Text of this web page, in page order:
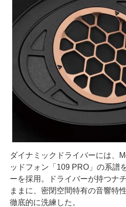
ダイナミックドライバーには、
ッドフォン「109 PRO」の系譜
ーを採用。ドライバーが持つナ
ままに、密閉空間特有の音響特
徹底的に洗練した。